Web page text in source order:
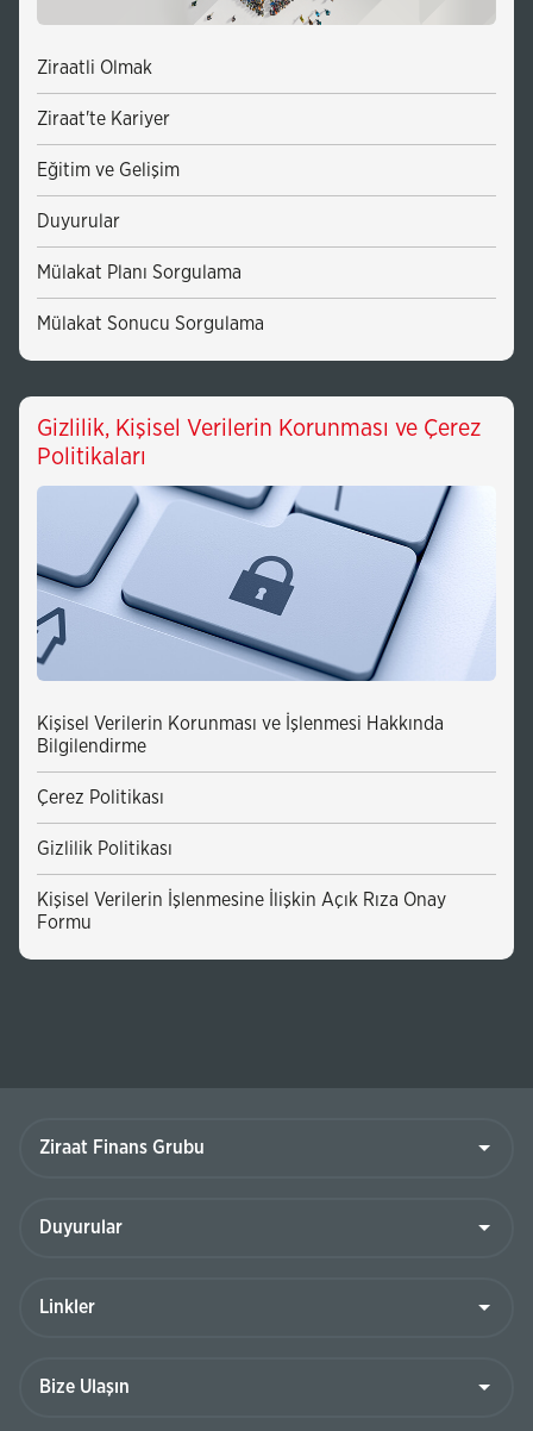
Ziraatli Olmak
Ziraat'te Kariyer
Eğitim ve Gelişim
Duyurular
Mülakat Planı Sorgulama
Mülakat Sonucu Sorgulama
Gizlilik, Kişisel Verilerin Korunması ve Çerez
Politikaları
Kişisel Verilerin Korunması ve İşlenmesi Hakkında
Bilgilendirme
Çerez Politikası
Gizlilik Politikası
Kişisel Verilerin İşlenmesine İlişkin Açık Rıza Onay
Formu
Grubu